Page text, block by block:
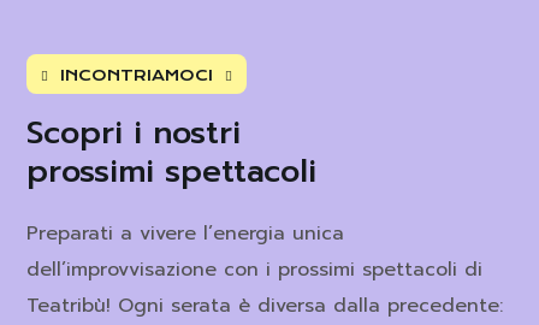
INCONTRIAMOCI
Scopri i nostri
prossimi spettacoli
Preparati a vivere l’energia unica
dell’improvvisazione con i prossimi spettacoli di
Teatribù! Ogni serata è diversa dalla precedente: